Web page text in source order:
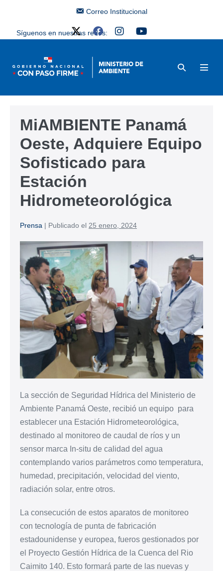
Correo Institucional
Síguenos en nuestras redes:
MiAMBIENTE Panamá
Oeste, Adquiere Equipo
Sofisticado para
Estación
Hidrometeorológica
Prensa | Publicado el 25 enero, 2024
La sección de Seguridad Hídrica del Ministerio de
Ambiente Panamá Oeste, recibió un equipo para
establecer una Estación Hidrometeorológica,
destinado al monitoreo de caudal de ríos y un
sensor marca In-situ de calidad del agua
contemplando varios parámetros como temperatura,
humedad, precipitación, velocidad del viento,
radiación solar, entre otros.
La consecución de estos aparatos de monitoreo
con tecnología de punta de fabricación
estadounidense y europea, fueros gestionados por
el Proyecto Gestión Hídrica de la Cuenca del Rio
Caimito 140. Esto formará parte de las nuevas y